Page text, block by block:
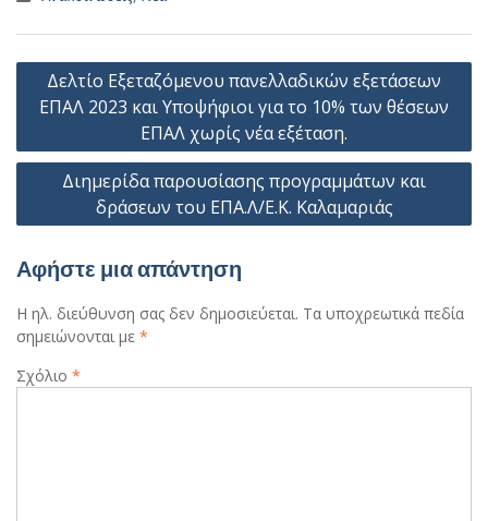
Πλοήγηση
άρθρων
Δελτίο Εξεταζόμενου πανελλαδικών εξετάσεων
ΕΠΑΛ 2023 και Υποψήφιοι για το 10% των θέσεων
ΕΠΑΛ χωρίς νέα εξέταση.
Διημερίδα παρουσίασης προγραμμάτων και
δράσεων του ΕΠΑ.Λ/Ε.Κ. Καλαμαριάς
Αφήστε μια απάντηση
Η ηλ. διεύθυνση σας δεν δημοσιεύεται. Τα υποχρεωτικά πεδία
σημειώνονται με *
Σχόλιο *